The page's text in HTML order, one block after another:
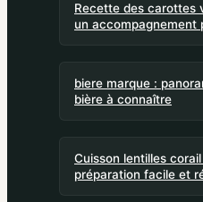
Recette des carottes
un accompagnement
biere marque :
bière à connaître
Cuisson lentilles
préparation facile et